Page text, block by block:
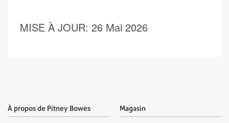
MISE À JOUR: 26 Mai 2026
À propos de Pitney Bowes Magasin